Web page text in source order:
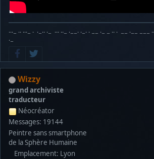
···− ·· ···− · ·−·· ·− ··· ··− ·−−· ·−· · −− ·− − ·· · −− ·−− −−− ··−
·−
Wizzy
grand archiviste
traducteur
Néocréator
Messages: 19144
Peintre sans smartphone
de la Sphère Humaine
Emplacement: Lyon